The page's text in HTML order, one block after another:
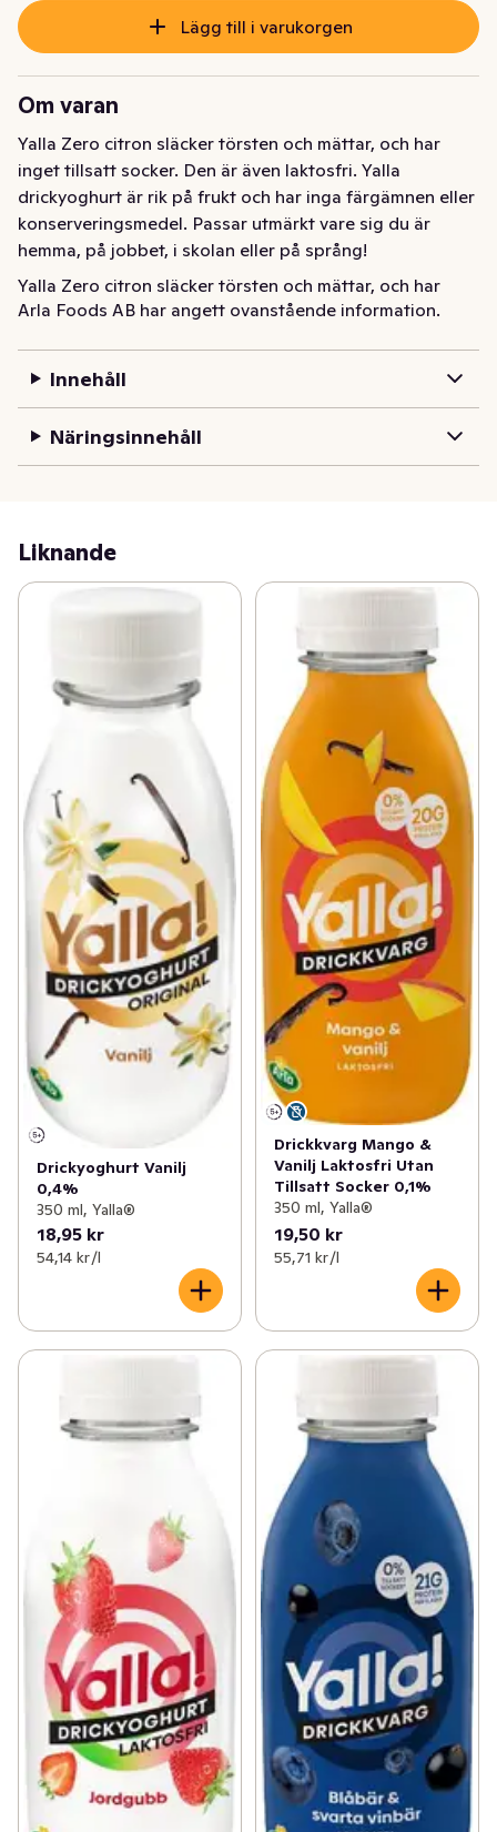
Lägg till i varukorgen
Om varan
Yalla Zero citron släcker törsten och mättar, och har
inget tillsatt socker. Den är även laktosfri. Yalla
drickyoghurt är rik på frukt och har inga färgämnen eller
konserveringsmedel. Passar utmärkt vare sig du är
hemma, på jobbet, i skolan eller på språng!
Yalla Zero citron släcker törsten och mättar, och har
inget tillsatt socker. Den är även laktosfri. Yalla
hemma, på jobbet, i skolan eller på språng!
Arla Foods AB har angett ovanstående information.
Innehåll
Näringsinnehåll
Liknande
Drickyoghurt Vanilj
0,4%
350 ml, Yalla®
18,95 kr
54,14 kr /l
Drickkvarg Mango &
Vanilj Laktosfri Utan
Tillsatt Socker 0,1%
350 ml, Yalla®
19,50 kr
55,71 kr /l